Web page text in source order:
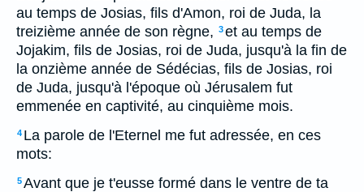
au temps de Josias, fils d'Amon, roi de Juda, la
treizième année de son règne, 3et au temps de
Jojakim, fils de Josias, roi de Juda, jusqu'à la fin de
la onzième année de Sédécias, fils de Josias, roi
de Juda, jusqu'à l'époque où Jérusalem fut
emmenée en captivité, au cinquième mois.
4 La parole de l'Eternel me fut adressée, en ces
mots:
5Avant que je t'eusse formé dans le ventre de ta